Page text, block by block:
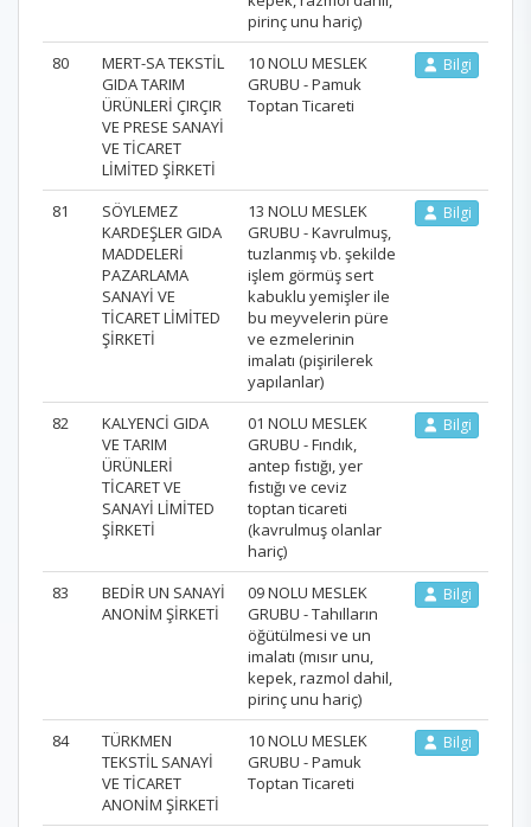
pirinç unu hariç)
80
MERT-SA TEKSTİL
GIDA TARIM
ÜRÜNLERİ ÇIRÇIR
VE PRESE SANAYİ
VE TİCARET
LİMİTED ŞİRKETİ
10 NOLU MESLEK
GRUBU - Pamuk
Toptan Ticareti
Bilgi
81
SÖYLEMEZ
KARDEŞLER GIDA
MADDELERİ
PAZARLAMA
SANAYİ VE
TİCARET LİMİTED
ŞİRKETİ
13 NOLU MESLEK
GRUBU - Kavrulmuş,
tuzlanmış vb. şekilde
işlem görmüş sert
kabuklu yemişler ile
bu meyvelerin püre
ve ezmelerinin
imalatı (pişirilerek
yapılanlar)
Bilgi
82
KALYENCİ GIDA
VE TARIM
ÜRÜNLERİ
TİCARET VE
SANAYİ LİMİTED
ŞİRKETİ
01 NOLU MESLEK
GRUBU - Fındık,
antep fıstığı, yer
fıstığı ve ceviz
toptan ticareti
(kavrulmuş olanlar
hariç)
Bilgi
83
BEDİR UN SANAYİ
ANONİM ŞİRKETİ
09 NOLU MESLEK
GRUBU - Tahılların
öğütülmesi ve un
imalatı (mısır unu,
kepek, razmol dahil,
pirinç unu hariç)
Bilgi
84
TÜRKMEN
TEKSTİL SANAYİ
VE TİCARET
ANONİM ŞİRKETİ
10 NOLU MESLEK
GRUBU - Pamuk
Toptan Ticareti
Bilgi